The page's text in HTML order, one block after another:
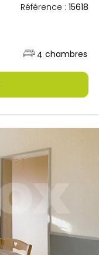
Référence :15618
4